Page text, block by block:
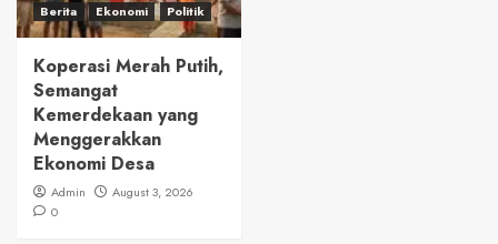
Berita Ekonomi Politik
Koperasi Merah Putih,
Semangat
Kemerdekaan yang
Menggerakkan
Ekonomi Desa
Admin
August 3, 2026
0